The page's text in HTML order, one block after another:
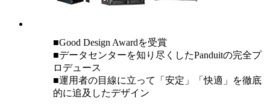
■Good Design Awardを受賞
■データセンターを知り尽くしたPanduitの完全プ
ロデュース
■運用者の目線に立って「安定」「快適」を徹底
的に追及したデザイン